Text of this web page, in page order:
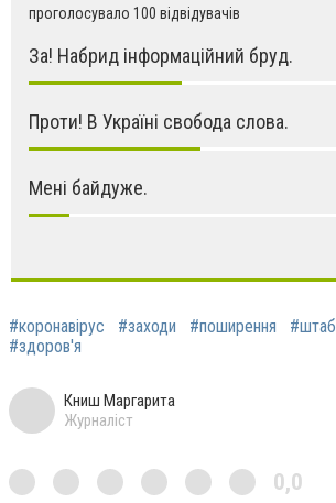
проголосувало 100 відвідувачів
За! Набрид інформаційний бруд.
Проти! В Україні свобода слова.
Мені байдуже.
#коронавірус #заходи #поширення #штаб
#здоров'я
Книш Маргарита
Журналіст
0,0